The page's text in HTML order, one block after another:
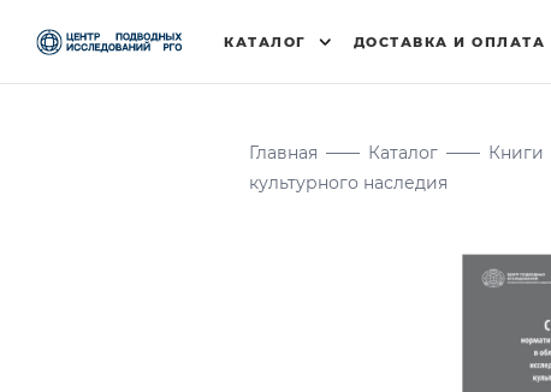
КАТАЛОГ ДОСТАВКА И ОПЛАТА
Главная —— Каталог —— Книги
культурного наследия